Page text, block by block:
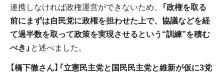
連携しなければ政権運営ができないため、
「政権を取る
前にまずは自民党に政権を担わせた上で、協議などを経
て過半数を取って政策を実現させるという“訓練”を積む
べき」 と述べました。
【橋下徹さん】「立憲民主党と国民民主党と維新が仮に3党